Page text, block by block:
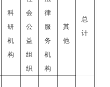
总
计
科
研
机
构
会
公
益
组
织
律
服
务
机
构
其
他